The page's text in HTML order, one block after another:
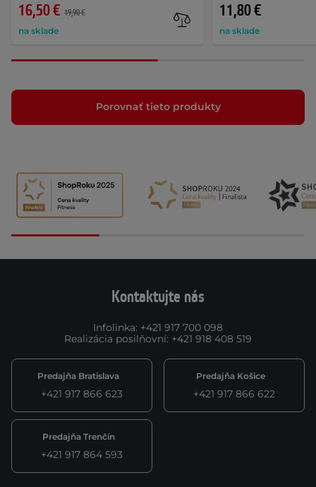
16,50 € 19,90 €
na sklade
11,80 €
na sklade
Porovnať tieto produkty
Kontaktujte nás
Infolinka: +421 917 700 098
Realizácia posilňovní: +421 918 408 519
Predajňa Bratislava
+421 917 866 623
Predajňa Košice
+421 917 866 622
Predajňa Trenčín
+421 917 864 593